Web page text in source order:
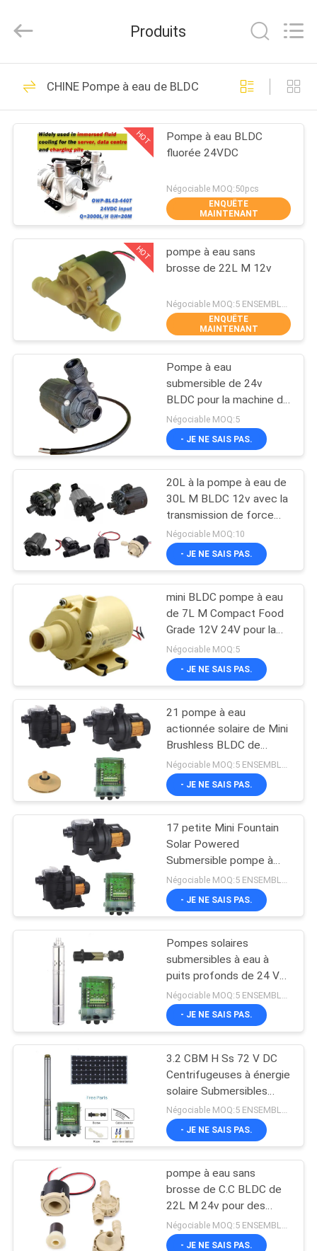
APERÇU
PRODUITS
VIDÉOS
PROPOS
NOUS
D'USINE
CONTRÔLE
QUALITÉ
CONTACT
NOUVELLES
TOUS
LES
CAS
DEMANDE
DE
SOUMISSION
PLAN
DU
POLITIQUE
CONFIDENTIALITÉ
Motor
Technology
Rights
Conducteur Board
de BLDC
191
Conducteur IC de
moteur de BLDC
36
conducteur de
moteur de bldc de 3
phases
Pompe à eau des
véhicules à moteur
Fan centrifuge de
BLDC
24
Pompe à eau de
BLDC
65
Moteur sans brosse
de C.C
57
Déclencheur linéaire
électrique
Produits
CHINE Pompe à eau de BLDC
HOT
Pompe à eau BLDC
fluorée 24VDC
Négociable MOQ:50pcs
ENQUÊTE
MAINTENANT
HOT
pompe à eau sans
brosse de 22L M 12v
ENQUÊTE
MAINTENANT
Pompe à eau
submersible de 24v
BLDC pour la machine de
laser de paysage
d'irrigation
Négociable MOQ:5
- JE NE SAIS PAS.
20L à la pompe à eau de
30L M BLDC 12v avec la
transmission de force
magnétique
Négociable MOQ:10
- JE NE SAIS PAS.
mini BLDC pompe à eau
de 7L M Compact Food
Grade 12V 24V pour la
machine de café
Négociable MOQ:5
- JE NE SAIS PAS.
21 pompe à eau
actionnée solaire de Mini
Brushless BLDC de
piscine de C.C de CBM H
72V
- JE NE SAIS PAS.
17 petite Mini Fountain
Solar Powered
Submersible pompe à
eau sans brosse de CBM
H 48V
- JE NE SAIS PAS.
Pompes solaires
submersibles à eau à
puits profonds de 24 V
CC pour l'irrigation
agricole
- JE NE SAIS PAS.
3.2 CBM H Ss 72 V DC
Centrifugeuses à énergie
solaire Submersibles
Pompes à eau profonde
de puits
Négociable MOQ:5 ENSEMBLES
- JE NE SAIS PAS.
pompe à eau sans
brosse de C.C BLDC de
22L M 24v pour des
équipements de
purification d'eau
Négociable MOQ:5 ENSEMBLES
- JE NE SAIS PAS.